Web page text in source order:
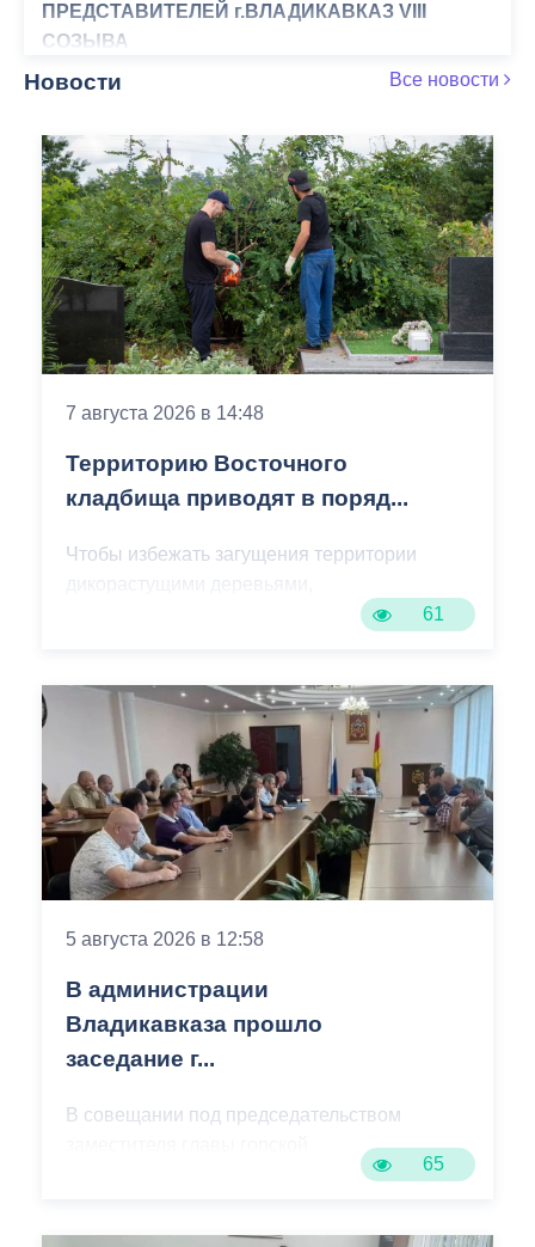
ПРЕДСТАВИТЕЛЕЙ г.ВЛАДИКАВКАЗ VIII
СОЗЫВА
Новости Все новости
7 августа 2026 в 14:48
Территорию Восточного
кладбища приводят в поряд...
Чтобы избежать загущения территории
муниципальные служащие с утра косят,
61
5 августа 2026 в 12:58
В администрации
Владикавказа прошло
заседание г...
В совещании под председательством
администрации Маирбека Хасцаева
профильных ведомств республики,
65